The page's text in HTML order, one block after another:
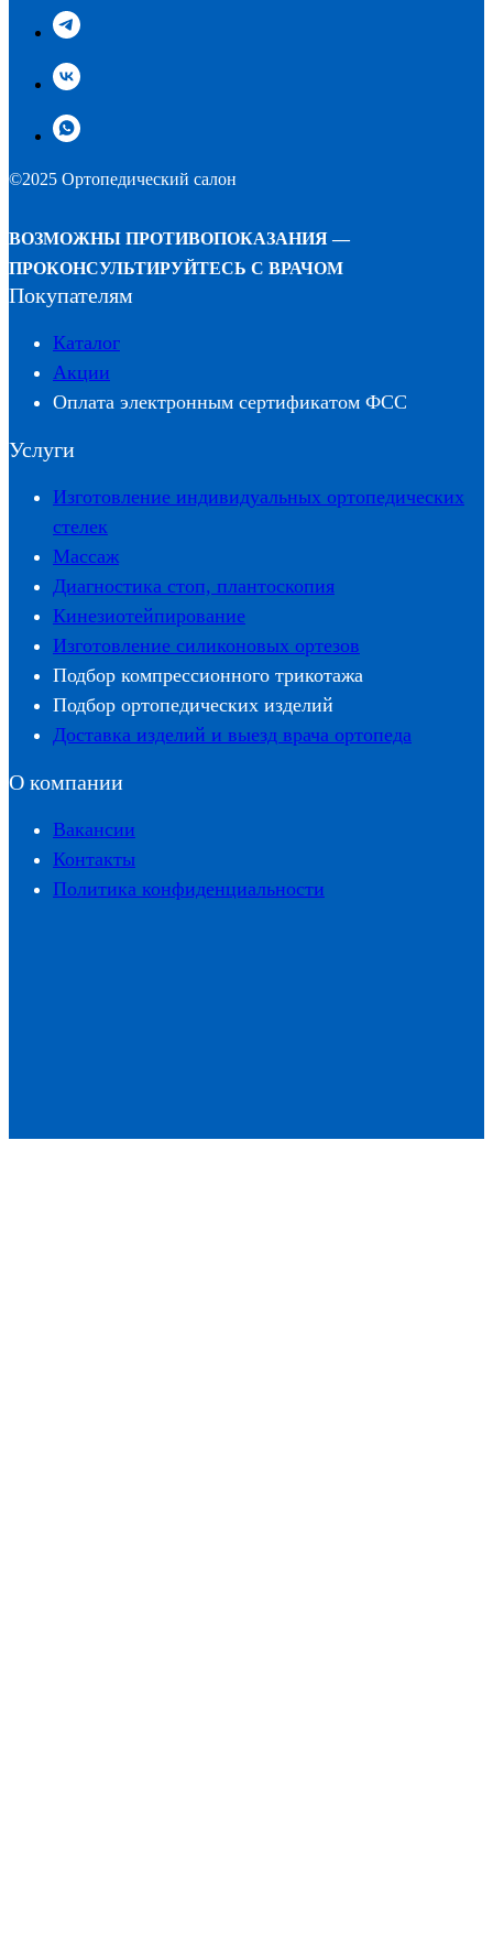
©2025 Ортопедический салон
ВОЗМОЖНЫ ПРОТИВОПОКАЗАНИЯ —
ПРОКОНСУЛЬТИРУЙТЕСЬ С ВРАЧОМ
Покупателям
Каталог
Акции
Оплата электронным сертификатом ФСС
Услуги
Изготовление индивидуальных ортопедических
стелек
Массаж
Диагностика стоп, плантоскопия
Кинезиотейпирование
Изготовление силиконовых ортезов
Подбор компрессионного трикотажа
Подбор ортопедических изделий
Доставка изделий и выезд врача ортопеда
О компании
Вакансии
Контакты
Политика конфиденциальности